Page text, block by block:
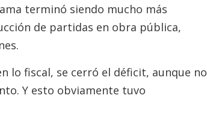
terminó siendo mucho más
de partidas en obra pública,
lo fiscal, se cerró el déficit, aunque no
Y esto obviamente tuvo